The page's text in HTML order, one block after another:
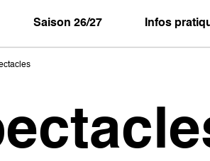
Saison 26/27 Infos